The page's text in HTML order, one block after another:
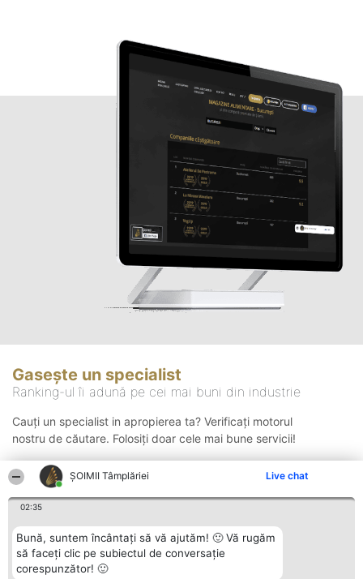
ȘOIMII Tâmplăriei Live chat
02:35
Bună, suntem încântați să vă ajutăm! 🙂 Vă rugăm
să faceți clic pe subiectul de conversație
corespunzător! 🙂
Gasește un specialist
Ranking-ul îi adună pe cei mai buni din industrie
Cauți un specialist in apropierea ta? Verificați motorul
nostru de căutare. Folosiți doar cele mai bune servicii!